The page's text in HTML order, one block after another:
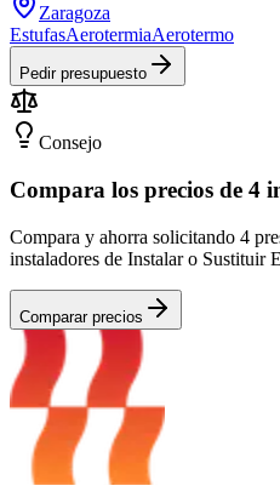
Zaragoza
EstufasAerotermiaAerotermo
Pedir presupuesto
Consejo
Compara los precios de 4
Compara y ahorra solicitando 4
instaladores de Instalar o Sustituir
Comparar precios